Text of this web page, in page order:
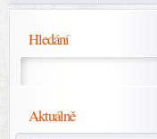
Hledání
Aktuálně